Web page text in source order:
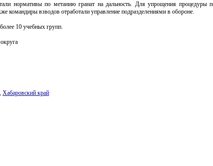
нормативы по метанию гранат на дальность. Для упрощения процедуры
командиры взводов отработали управление подразделениями в обороне.
10 учебных групп.
, Хабаровский край